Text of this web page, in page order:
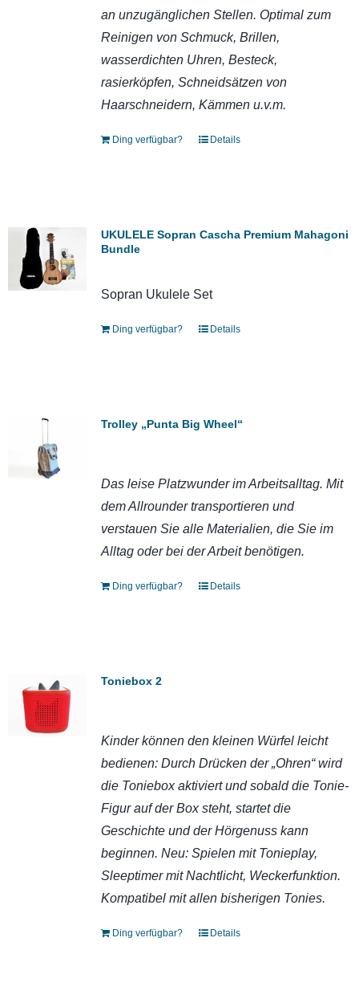
an unzugänglichen Stellen. Optimal zum
Reinigen von Schmuck, Brillen,
wasserdichten Uhren, Besteck,
rasierköpfen, Schneidsätzen von
Haarschneidern, Kämmen u.v.m.
Ding verfügbar? Details
UKULELE Sopran Cascha Premium Mahagoni
Bundle
Sopran Ukulele Set
Ding verfügbar? Details
Trolley „Punta Big Wheel“
Das leise Platzwunder im Arbeitsalltag. Mit
dem Allrounder transportieren und
verstauen Sie alle Materialien, die Sie im
Alltag oder bei der Arbeit benötigen.
Ding verfügbar? Details
Toniebox 2
Kinder können den kleinen Würfel leicht
bedienen: Durch Drücken der „Ohren“ wird
die Toniebox aktiviert und sobald die Tonie-
Figur auf der Box steht, startet die
Geschichte und der Hörgenuss kann
beginnen. Neu: Spielen mit Tonieplay,
Sleeptimer mit Nachtlicht, Weckerfunktion.
Kompatibel mit allen bisherigen Tonies.
Ding verfügbar? Details